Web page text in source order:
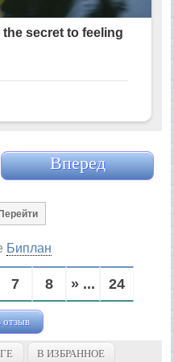
Вперед
Биплан
7 8 » ... 24
отзыв
В ИЗБРАННОЕ